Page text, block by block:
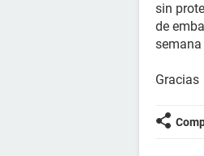
sin
de
Gracias